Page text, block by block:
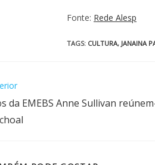
Fonte: Rede Alesp
TAGS: CULTURA, JANAINA
da EMEBS Anne Sullivan